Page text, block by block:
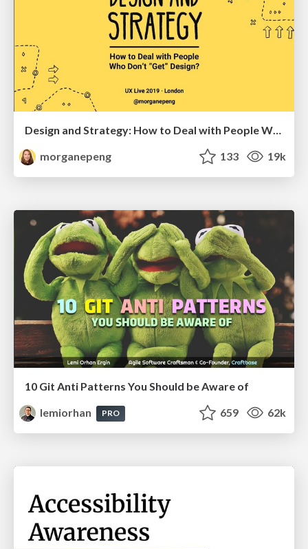
Design and Strategy: How to Deal with People Who Don’t "Get" Design
morganepeng
133 19k
10 Git Anti Patterns You Should be Aware of
lemiorhan
PRO 659 62k